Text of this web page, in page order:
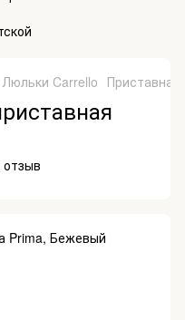
Люльки Carrello Приставная